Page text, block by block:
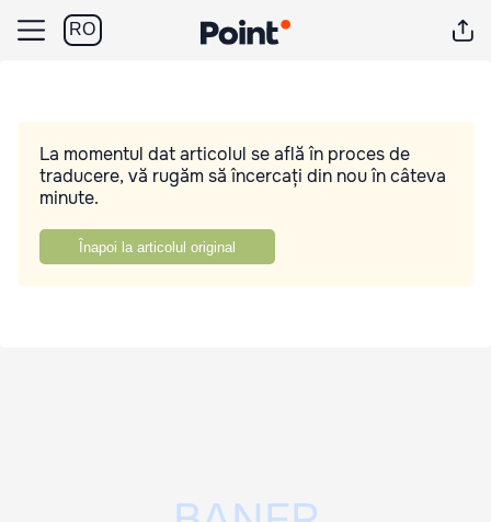
RO
La momentul dat articolul se află în proces de
traducere, vă rugăm să încercați din nou în câteva
minute.
Înapoi la articolul original